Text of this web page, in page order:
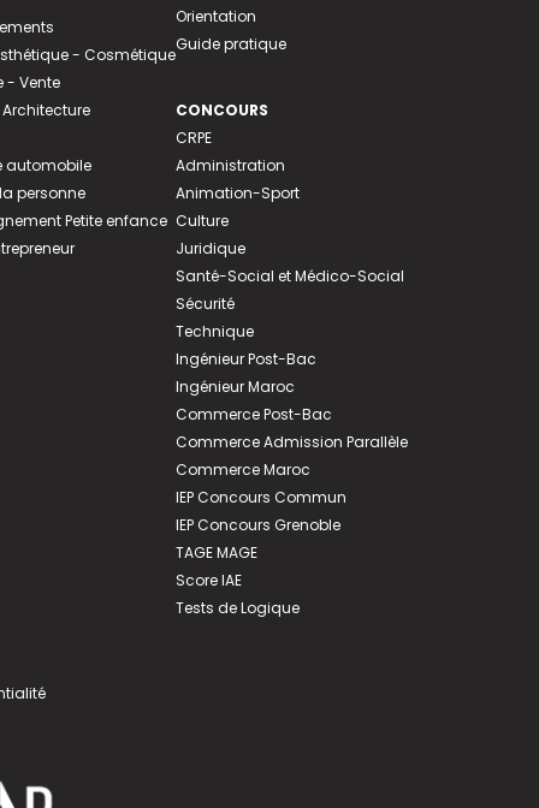
- Cosmétique
- Vente
automobile
personne
Petite enfance
Orientation
Guide pratique
CONCOURS
CRPE
Administration
Animation-Sport
Culture
Juridique
Santé-Social et Médico-Social
Sécurité
Technique
Ingénieur Post-Bac
Ingénieur Maroc
Commerce Post-Bac
Commerce Admission Parallèle
Commerce Maroc
IEP Concours Commun
IEP Concours Grenoble
TAGE MAGE
Score IAE
Tests de Logique